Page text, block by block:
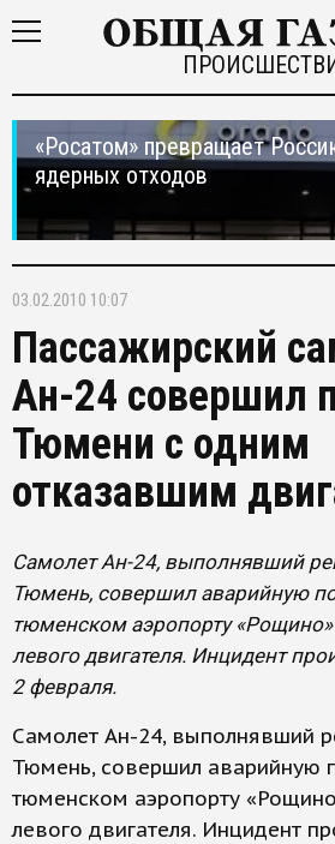
«Росатом» превращает
ядерных отходов
03.02.2010 10:07
Пассажирский
Ан-24 совершил
Тюмени с одним
отказавшим
Самолет Ан-24, выполнявший
Тюмень, совершил аварийную
тюменском аэропорту «Рощино»
левого двигателя. Инцидент
2 февраля.
Самолет Ан-24, выполнявший
Тюмень, совершил аварийную
тюменском аэропорту
левого двигателя. Инцидент